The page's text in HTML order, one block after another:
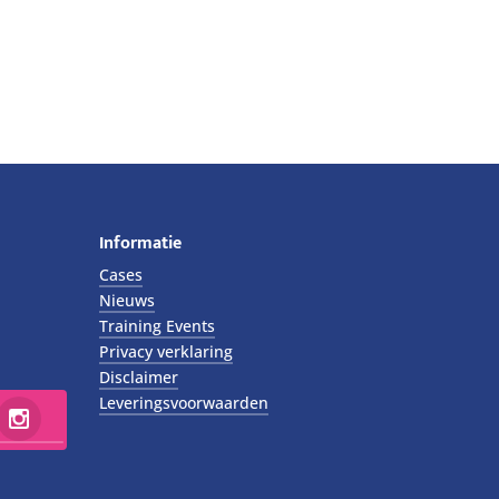
Informatie
Cases
Nieuws
Training Events
Privacy verklaring
Disclaimer
Leveringsvoorwaarden